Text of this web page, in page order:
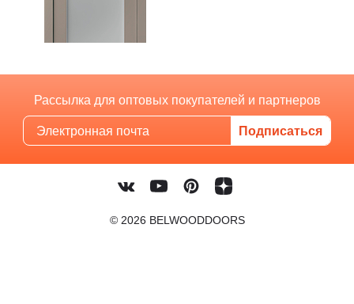
Рассылка для оптовых покупателей и партнеров
© 2026 BELWOODDOORS